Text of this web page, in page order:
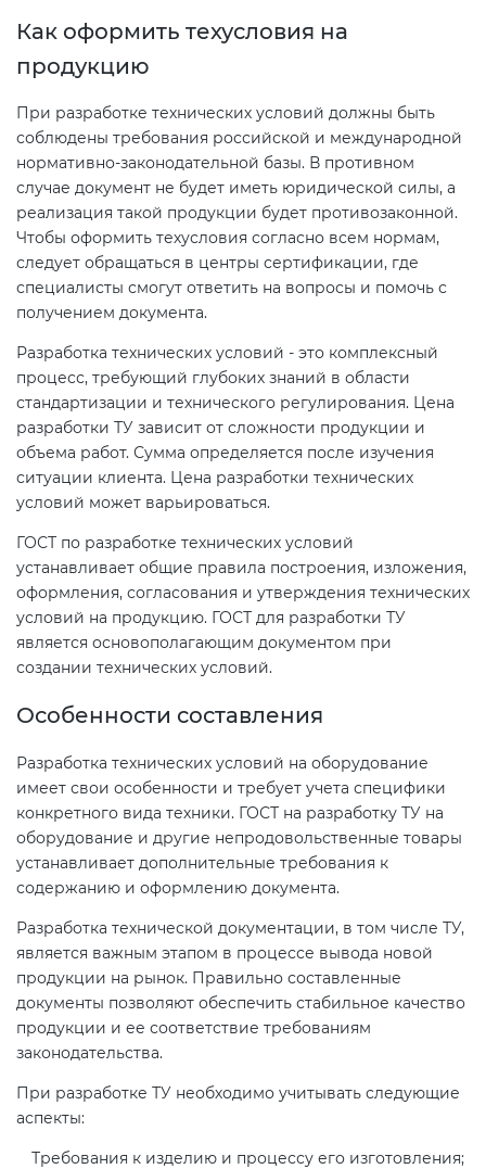
Как оформить техусловия на
продукцию
При разработке технических условий должны быть
соблюдены требования российской и международной
нормативно-законодательной базы. В противном
случае документ не будет иметь юридической силы, а
реализация такой продукции будет противозаконной.
Чтобы оформить техусловия согласно всем нормам,
следует обращаться в центры сертификации, где
специалисты смогут ответить на вопросы и помочь с
получением документа.
Разработка технических условий - это комплексный
процесс, требующий глубоких знаний в области
стандартизации и технического регулирования. Цена
разработки ТУ зависит от сложности продукции и
объема работ. Сумма определяется после изучения
ситуации клиента. Цена разработки технических
условий может варьироваться.
ГОСТ по разработке технических условий
устанавливает общие правила построения, изложения,
оформления, согласования и утверждения технических
условий на продукцию. ГОСТ для разработки ТУ
является основополагающим документом при
создании технических условий.
Особенности составления
Разработка технических условий на оборудование
имеет свои особенности и требует учета специфики
конкретного вида техники. ГОСТ на разработку ТУ на
оборудование и другие непродовольственные товары
устанавливает дополнительные требования к
содержанию и оформлению документа.
Разработка технической документации, в том числе ТУ,
является важным этапом в процессе вывода новой
продукции на рынок. Правильно составленные
документы позволяют обеспечить стабильное качество
продукции и ее соответствие требованиям
законодательства.
При разработке ТУ необходимо учитывать следующие
аспекты:
Требования к изделию и процессу его изготовления;